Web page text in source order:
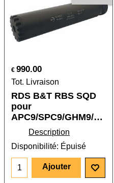
€ 990.00
Tot. Livraison
RDS B&T RBS SQD
pour
APC9/SPC9/GHM9/MP5/MP5K
Description
Disponibilité: Épuisé
Ajouter